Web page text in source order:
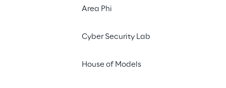
Area Phi
Cyber Security Lab
House of Models